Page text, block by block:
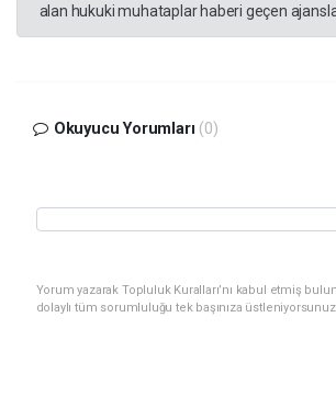
alan hukuki muhataplar haberi geçen
Okuyucu Yorumları (0)
Yorum yazarak Topluluk Kuralları’nı kabul etmiş
dolaylı tüm sorumluluğu tek başınıza